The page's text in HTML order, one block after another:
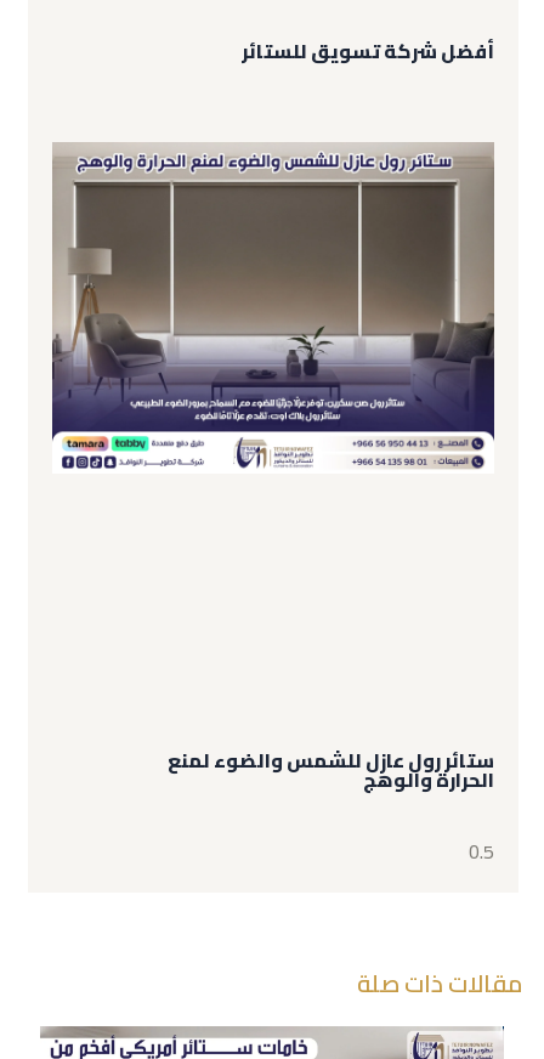
أفضل شركة تسويق للستائر
ستائر رول عازل للشمس والضوء لمنع
الحرارة والوهج
مقالات ذات صلة